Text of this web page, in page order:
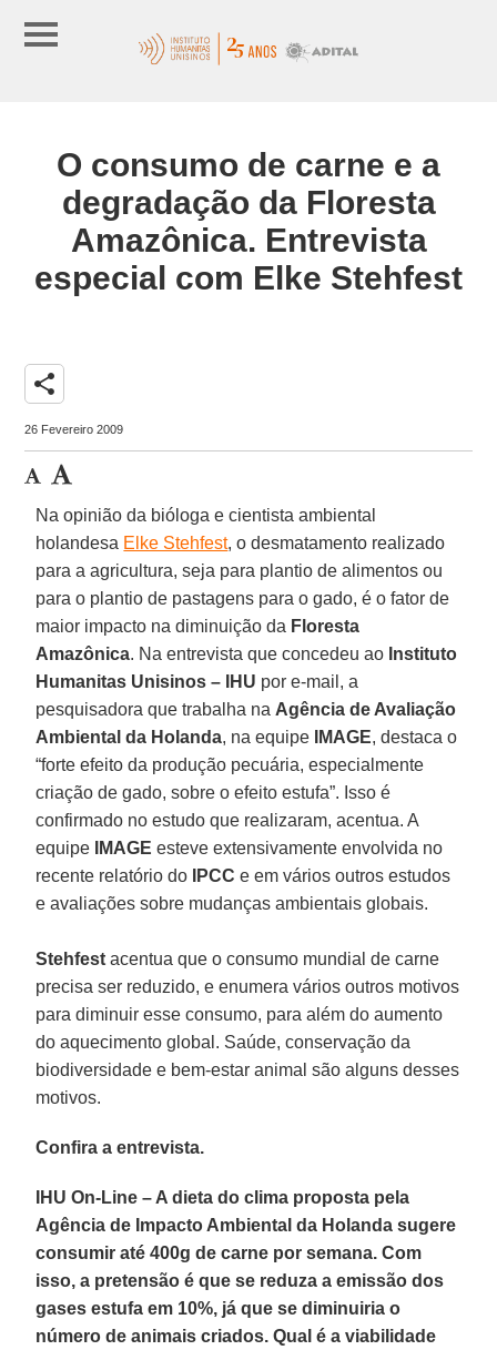
O consumo de carne e a
degradação da Floresta
Amazônica. Entrevista
especial com Elke Stehfest
share
26 Fevereiro 2009
Na opinião da bióloga e cientista ambiental
holandesa Elke Stehfest, o desmatamento realizado
para a agricultura, seja para plantio de alimentos ou
para o plantio de pastagens para o gado, é o fator de
maior impacto na diminuição da Floresta
Amazônica. Na entrevista que concedeu ao Instituto
Humanitas Unisinos – IHU por e-mail, a
pesquisadora que trabalha na Agência de Avaliação
Ambiental da Holanda, na equipe IMAGE, destaca o
“forte efeito da produção pecuária, especialmente
criação de gado, sobre o efeito estufa”. Isso é
confirmado no estudo que realizaram, acentua. A
equipe
IMAGE esteve extensivamente envolvida no
recente relatório do
IPCC e em vários outros estudos
e avaliações sobre mudanças ambientais globais.
Stehfest acentua que o consumo mundial de carne
precisa ser reduzido, e enumera vários outros motivos
para diminuir esse consumo, para além do aumento
do aquecimento global. Saúde, conservação da
biodiversidade e bem-estar animal são alguns desses
motivos.
Confira a entrevista.
IHU On-Line – A dieta do clima proposta pela
Agência de Impacto Ambiental da Holanda sugere
consumir até 400g de carne por semana. Com
isso, a pretensão é que se reduza a emissão dos
gases estufa em 10%, já que se diminuiria o
número de animais criados. Qual é a viabilidade